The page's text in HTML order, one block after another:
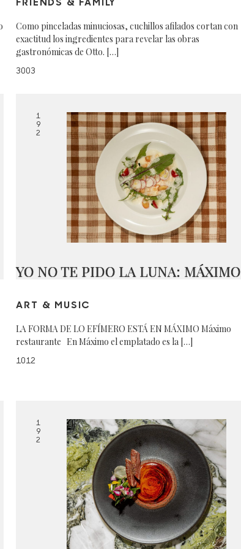
FRIENDS & FAMILY
Como pinceladas minuciosas, cuchillos afilados cortan con
exactitud los ingredientes para revelar las obras
gastronómicas de Otto. […]
3003
1
9
2
YO NO TE PIDO LA LUNA: MÁXIMO
ART & MUSIC
LA FORMA DE LO EFÍMERO ESTÁ EN MÁXIMO Máximo
restaurante En Máximo el emplatado es la […]
1012
1
9
2